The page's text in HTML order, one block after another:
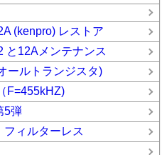
(kenpro) レストア
と12Aメンテナンス
ールトランジスタ)
F=455kHZ)
5弾
フィルターレス